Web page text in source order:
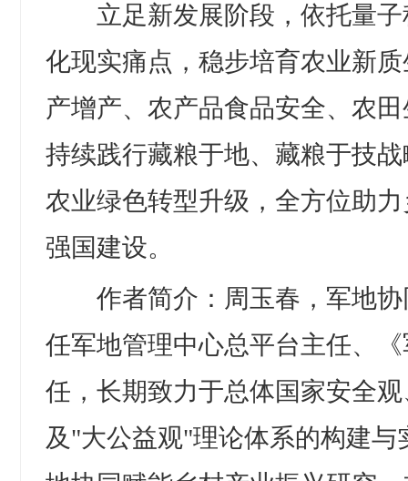
立足新发展阶段，依托量子
化现实痛点，稳步培育农业新
产增产、农产品食品安全、农
持续践行藏粮于地、藏粮于技
农业绿色转型升级，全方位助
强国建设。
作者简介：周玉春，军地协
任军地管理中心总平台主任、
任，长期致力于总体国家安全
及"大公益观"理论体系的构建与